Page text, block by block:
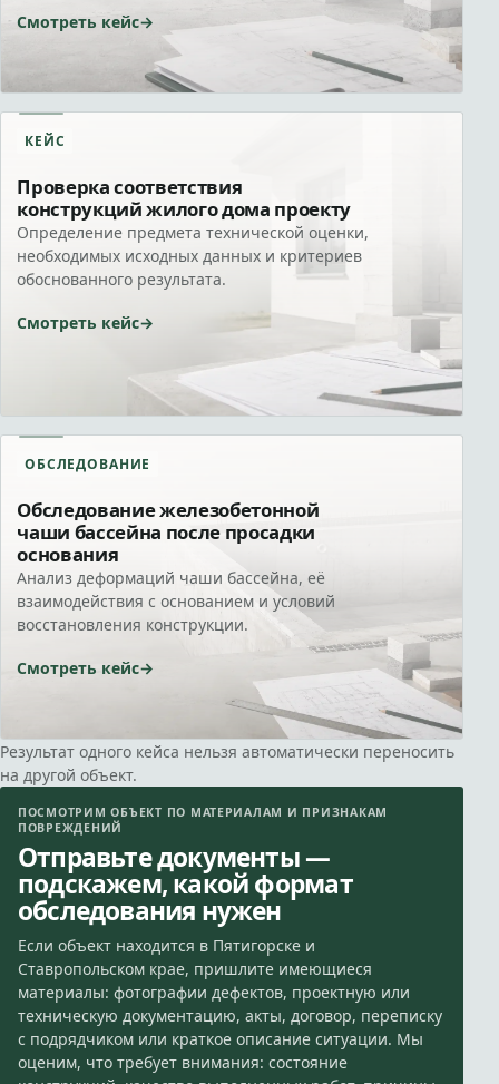
Смотреть кейс
КЕЙС
Проверка соответствия
конструкций жилого дома проекту
Определение предмета технической оценки,
необходимых исходных данных и критериев
обоснованного результата.
Смотреть кейс
ОБСЛЕДОВАНИЕ
Обследование железобетонной
чаши бассейна после просадки
основания
Анализ деформаций чаши бассейна, её
взаимодействия с основанием и условий
восстановления конструкции.
Смотреть кейс
Результат одного кейса нельзя автоматически переносить
на другой объект.
ПОСМОТРИМ ОБЪЕКТ ПО МАТЕРИАЛАМ И ПРИЗНАКАМ
ПОВРЕЖДЕНИЙ
Отправьте документы —
подскажем, какой формат
обследования нужен
Если объект находится в Пятигорске и
Ставропольском крае, пришлите имеющиеся
материалы: фотографии дефектов, проектную или
техническую документацию, акты, договор, переписку
с подрядчиком или краткое описание ситуации. Мы
оценим, что требует внимания: состояние